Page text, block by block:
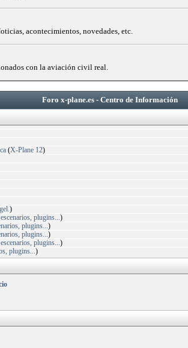
acontecimientos, novedades, etc.
con la aviación civil real.
Foro x-plane.es - Centro de Información
(X-Plane 12)
)
plugins...)
plugins...)
plugins...)
plugins...)
plugins...)